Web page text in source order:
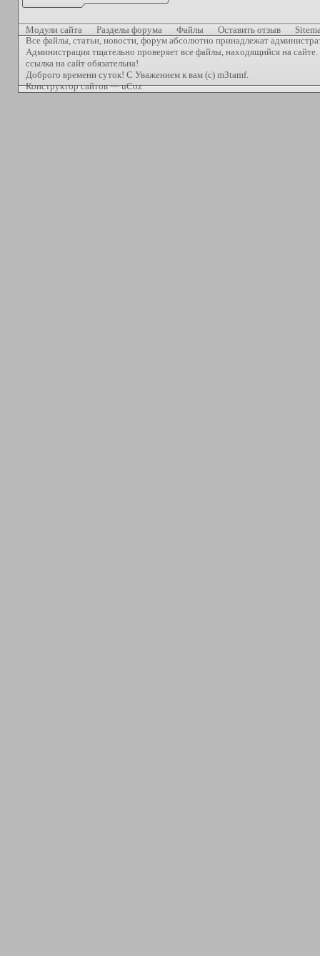
Модули сайта Разделы форума Файлы Оставить отзыв
Все файлы, статьи, новости, форум абсолютно принадлежат
Администрация тщательно проверяет все файлы, находящийся на
ссылка на сайт обязательна!
Доброго времени суток! С Уважением к вам (с) m3tamf.
Конструктор сайтов—uCoz